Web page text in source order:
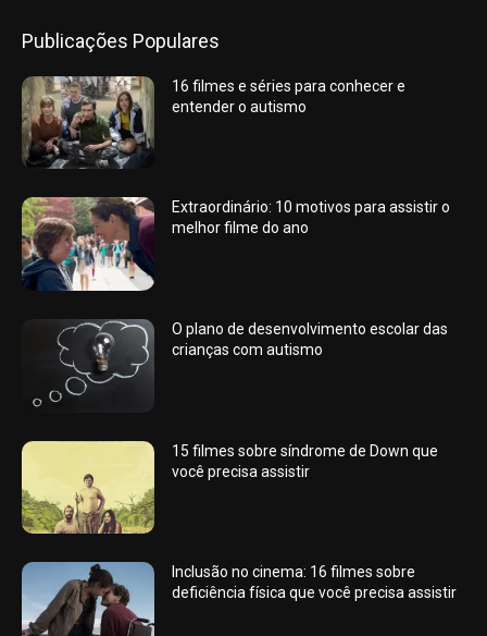
Publicações Populares
16 filmes e séries para conhecer e
entender o autismo
Extraordinário: 10 motivos para assistir o
melhor filme do ano
O plano de desenvolvimento escolar das
crianças com autismo
15 filmes sobre síndrome de Down que
você precisa assistir
Inclusão no cinema: 16 filmes sobre
deficiência física que você precisa assistir